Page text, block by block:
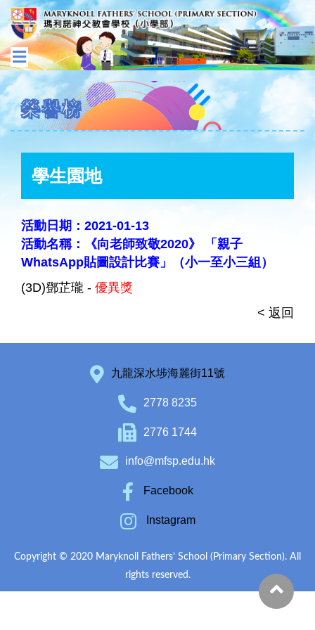
榮譽榜
學生園地
活動日期：2021-01-13
活動名稱：《向老師致敬2020》 「親子
WhatsApp貼圖設計比賽」（小一至小三組）
(3D)鄧芷瓏 - 優異獎
< 返回
九龍深水埗海麗街11號
2778 8235
2776 1744
info@mfsp.edu.hk
Facebook
Instagram
Copyright © 2020 Maryknoll Fathers’ School (Primary Section). All
rights reserved.